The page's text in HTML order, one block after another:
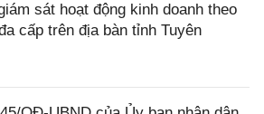
sát hoạt động kinh doanh theo
cấp trên địa bàn tỉnh Tuyên